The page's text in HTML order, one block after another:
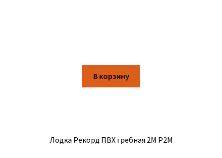
В корзину
Лодка Рекорд ПВХ гребная 2М Р2М